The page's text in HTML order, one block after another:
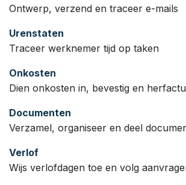
Ontwerp, verzend en traceer e-mails
Urenstaten
Traceer werknemer tijd op taken
Onkosten
Dien onkosten in, bevestig en
Documenten
Verzamel, organiseer en deel
Verlof
Wijs verlofdagen toe en volg